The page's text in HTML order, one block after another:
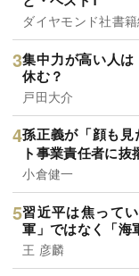
ダイヤモンド社書
集中力が高い人
休む？
戸田大介
孫正義が「顔も
ト事業責任者に抜
小倉健一
習近平は焦って
軍」ではなく「海
王 彦麟